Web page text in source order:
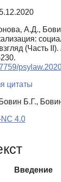
А.Д.,
(Часть II).
цитаты
Б.Г.,
4.0
Введение